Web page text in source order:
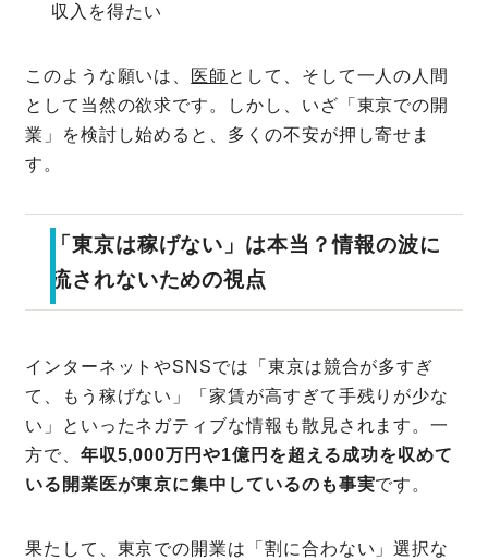
収入を得たい
このような願いは、 医師 として、そして一人の人間
として当然の欲求です。しかし、いざ「東京での開
業」を検討し始めると、多くの不安が押し寄せま
す。
「東京は稼げない」は本当？情報の波に
流されないための視点
インターネットやSNSでは「東京は競合が多すぎ
て、もう稼げない」「家賃が高すぎて手残りが少な
い」といったネガティブな情報も散見されます。一
方で、 年収5,000万円や1億円を超える成功を収めて
いる開業医が東京に集中しているのも事実です。
果たして、東京での開業は「割に合わない」選択な